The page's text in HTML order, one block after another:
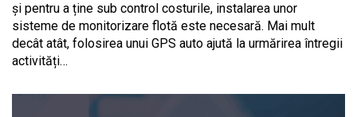
și pentru a ține sub control costurile, instalarea unor
sisteme de monitorizare flotă este necesară. Mai mult
decât atât, folosirea unui GPS auto ajută la urmărirea întregii
activități…